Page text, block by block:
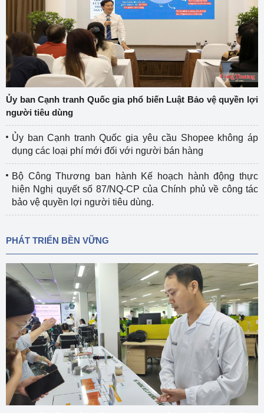
Ủy ban Cạnh tranh Quốc gia phổ biến Luật Bảo vệ quyền lợi
người tiêu dùng
Ủy ban Cạnh tranh Quốc gia yêu cầu Shopee không áp
dụng các loại phí mới đối với người bán hàng
Bộ Công Thương ban hành Kế hoạch hành động thực
hiện Nghị quyết số 87/NQ-CP của Chính phủ về công tác
bảo vệ quyền lợi người tiêu dùng.
PHÁT TRIỂN BỀN VỮNG